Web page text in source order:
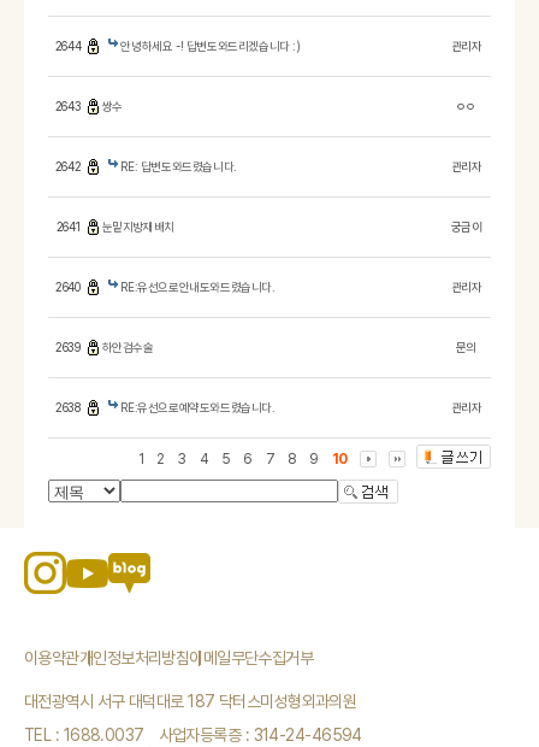
2644 안녕하세요 -! 답변도와드리겠습니다 :) 관리자
2643 쌍수 ㅇㅇ
2642 RE: 답변도와드렸습니다. 관리자
2641 눈밑지방재배치 궁금이
2640 RE:유선으로안내도와드렸습니다. 관리자
2639 하안검수술 문의
2638 RE:유선으로예약도와드렸습니다. 관리자
1 2 3 4 5 6 7 8 9 10
이용약관개인정보처리방침이메일무단수집거부
대전광역시 서구 대덕대로 187 닥터스미성형외과의원
TEL : 1688.0037
사업자등록증 : 314-24-46594